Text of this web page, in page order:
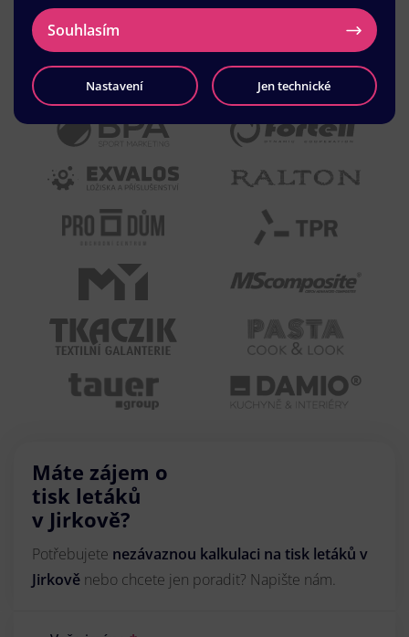
Máte zájem o
tisk letáků
v Jirkově?
Potřebujete nezávaznou kalkulaci na tisk letáků v
Jirkově nebo chcete jen poradit? Napište nám.
Souhlasím
Nastavení Jen technické